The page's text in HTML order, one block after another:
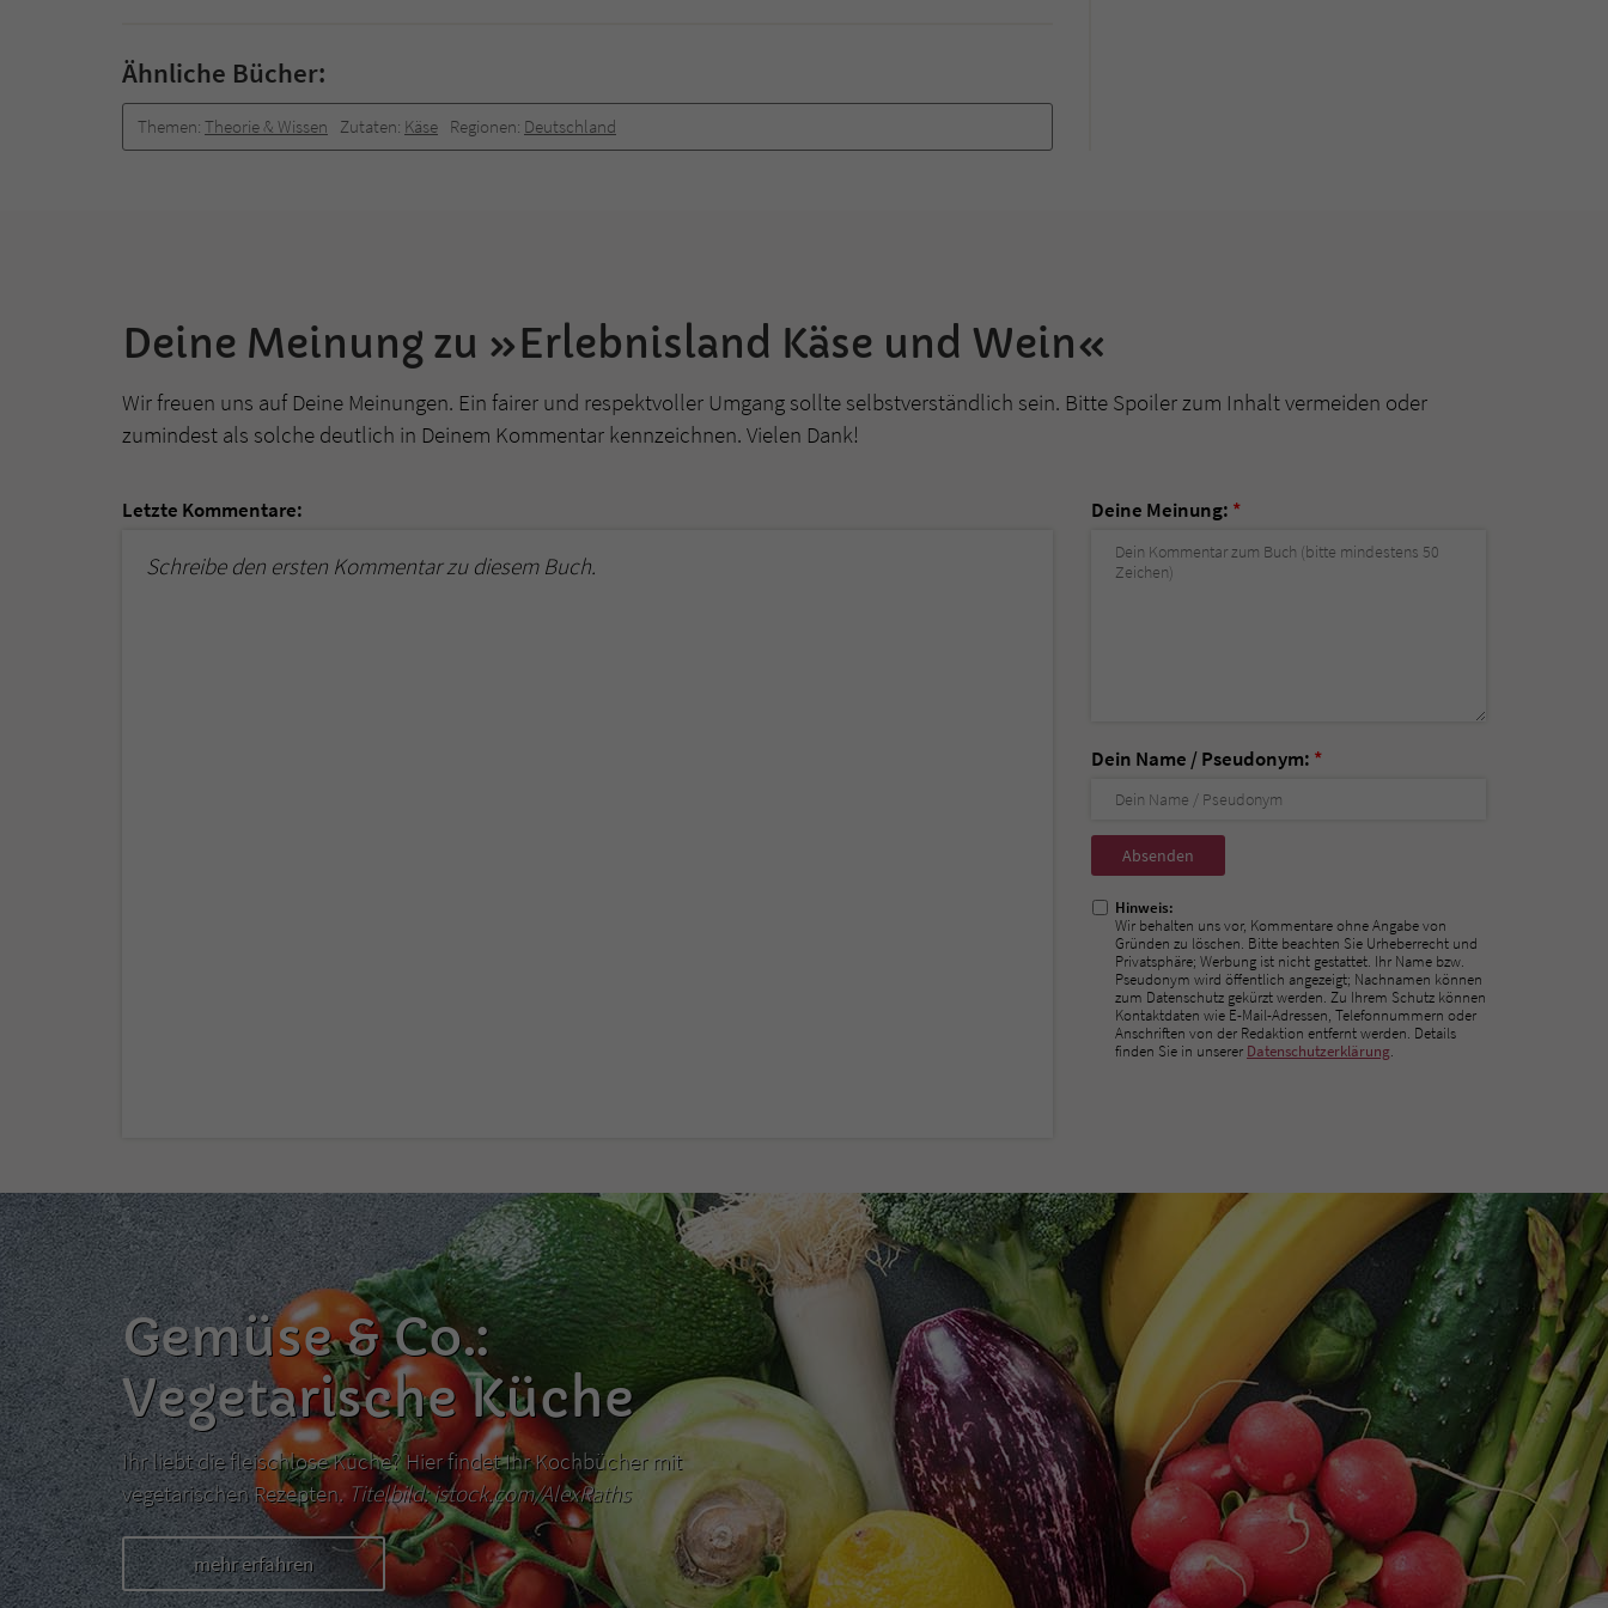
Ähnliche Bücher:
Themen: Theorie & Wissen Zutaten: Käse Regionen: Deutschland
Deine Meinung zu »Erlebnisland Käse und Wein«
Wir freuen uns auf Deine Meinungen. Ein fairer und respektvoller Umgang sollte selbstverständlich sein. Bitte Spoiler zum Inhalt vermeiden oder
zumindest als solche deutlich in Deinem Kommentar kennzeichnen. Vielen Dank!
Letzte Kommentare:
Schreibe den ersten Kommentar zu diesem Buch.
Deine Meinung: *
Dein Name / Pseudonym: *
Nicht
ausfüllen!
Hinweis:
Wir behalten uns vor, Kommentare ohne Angabe von
Gründen zu löschen. Bitte beachten Sie Urheberrecht und
Privatsphäre; Werbung ist nicht gestattet. Ihr Name bzw.
Pseudonym wird öffentlich angezeigt; Nachnamen können
zum Datenschutz gekürzt werden. Zu Ihrem Schutz können
Kontaktdaten wie E-Mail-Adressen, Telefonnummern oder
Anschriften von der Redaktion entfernt werden. Details
finden Sie in unserer Datenschutzerklärung.
Gemüse & Co.:
Vegetarische Küche
Ihr liebt die fleischlose Küche? Hier findet Ihr Kochbücher mit
vegetarischen Rezepten. Titelbild: istock.com/AlexRaths
mehr erfahren